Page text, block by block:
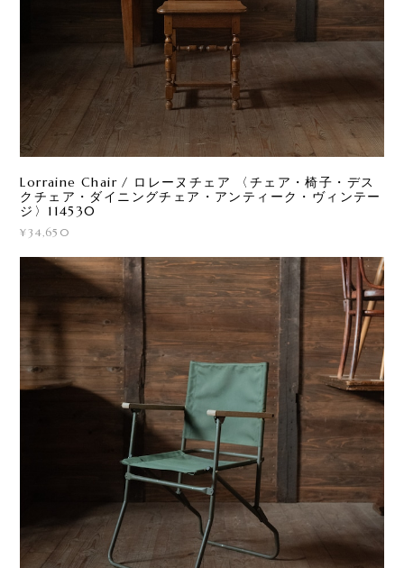
Lorraine Chair / ロレーヌチェア 〈チェア・椅子・デス
クチェア・ダイニングチェア・アンティーク・ヴィンテー
ジ〉114530
¥34,650